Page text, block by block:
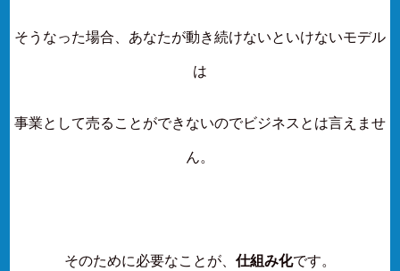
そうなった場合、あなたが動き続けないといけないモデル
は
事業として売ることができないのでビジネスとは言えませ
ん。
そのために必要なことが、 仕組み化です。